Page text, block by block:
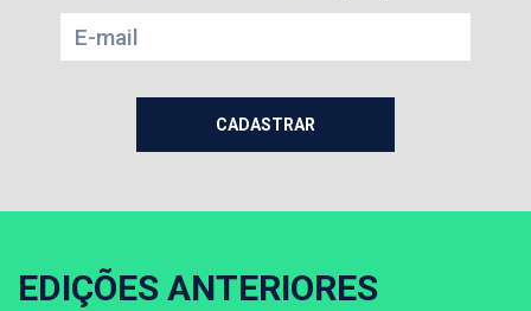
EDIÇÕES ANTERIORES